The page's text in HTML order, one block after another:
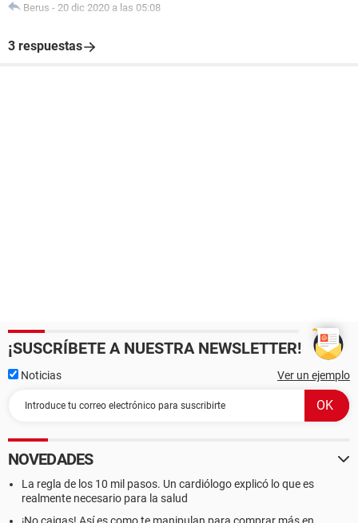
Berus - 20 dic 2020 a las 05:08
3 respuestas
¡SUSCRÍBETE A NUESTRA NEWSLETTER!
Noticias Ver un ejemplo
NOVEDADES
La regla de los 10 mil pasos. Un cardiólogo explicó lo que es
realmente necesario para la salud